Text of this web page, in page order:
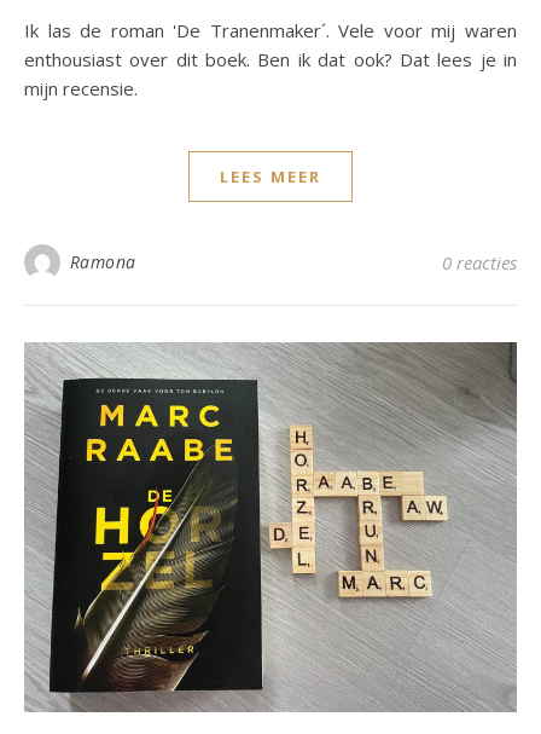
Ik las de roman 'De Tranenmaker´. Vele voor mij waren
enthousiast over dit boek. Ben ik dat ook? Dat lees je in
mijn recensie.
LEES MEER
Ramona 0 reacties